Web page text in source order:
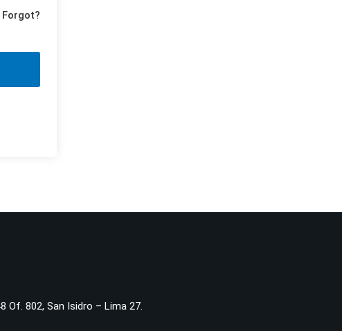
Forgot?
Of. 802, San Isidro – Lima 27.